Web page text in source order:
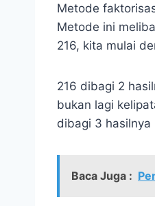
Metode
Metode ini
216, kita mulai
216 dibagi 2
bukan lagi
dibagi 3 hasilnya
Baca Juga :